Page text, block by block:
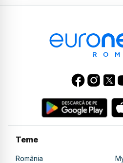
Teme
România